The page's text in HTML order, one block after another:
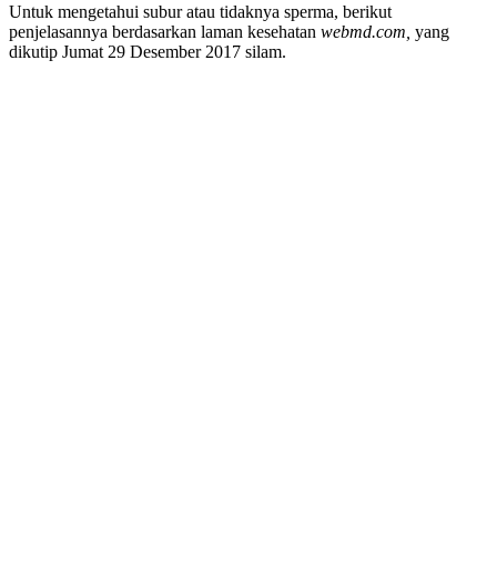
Untuk mengetahui subur atau tidaknya sperma, berikut
penjelasannya berdasarkan laman kesehatan webmd.com, yang
dikutip Jumat 29 Desember 2017 silam.